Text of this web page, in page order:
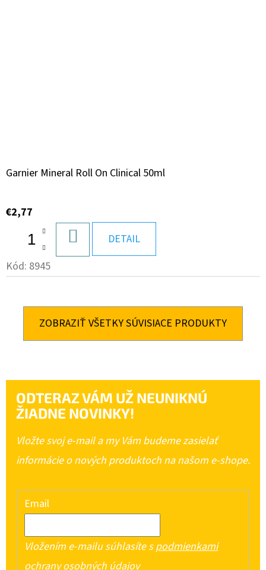
Garnier Mineral Roll On Clinical 50ml
€2,77
KOŠÍKA
DETAIL
Kód: 8945
ZOBRAZIŤ VŠETKY SÚVISIACE PRODUKTY
ODTERAZ VÁM UŽ NEUNIKNÚ
ŽIADNE NOVINKY!
Vložte svoj e-mail a my Vám budeme zasielať
informácie o nových produktoch na našom e-shope.
Email
Vložením e-mailu súhlasíte spodmienkami
ochrany osobných údajov